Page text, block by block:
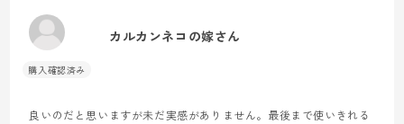
カルカンネコの嫁さん
良いのだと思いますが未だ実感がありません。最後まで使いきれる